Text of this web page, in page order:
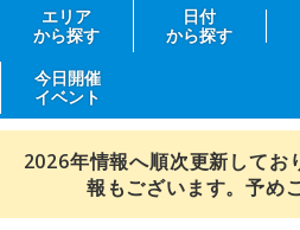
エリア
から探す
日付
から探す
今日開催
イベント
2026年情報へ順次更新してお
報もございます。予め